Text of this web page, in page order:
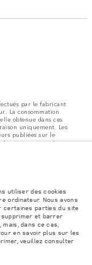
par le fabricant
La consommation
obtenue dans ces
uniquement. Les
publiées sur le
ne comprennent pas
de véhicule standard.
total en charge du
utile ne sont pas
des liquides
La pénurie
spécifications de
et les délais de
par conséquent, les
utiliser des cookies
ordinateur. Nous avons
certaines parties du site
supprimer et barrer
dans ce cas,
en savoir plus sur les
veuillez consulter